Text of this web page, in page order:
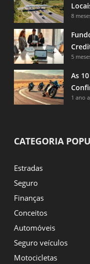
8
5
As
1 ano
CATEGORIA
Estradas
Seguro
Finanças
Conceitos
Automóveis
Seguro veículos
Motocicletas